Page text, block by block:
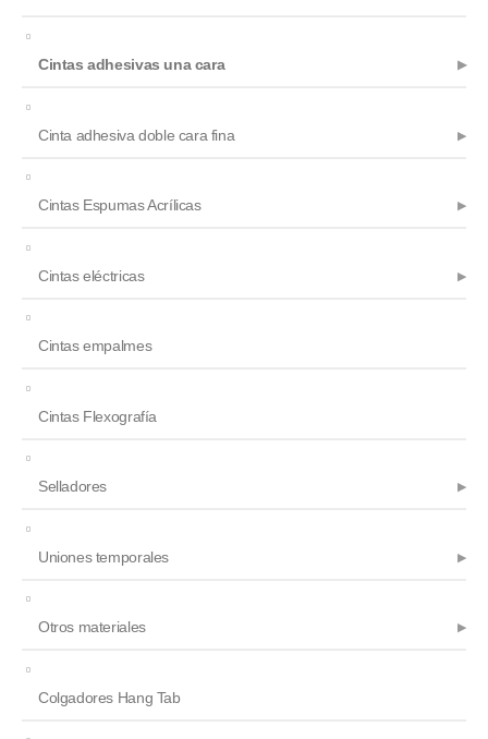
Cintas adhesivas una cara
Cinta adhesiva doble cara fina
Cintas Espumas Acrílicas
Cintas eléctricas
Cintas empalmes
Cintas Flexografía
Selladores
Uniones temporales
Otros materiales
Colgadores Hang Tab